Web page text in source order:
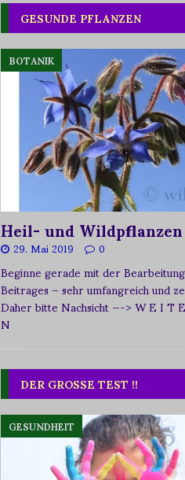
GESUNDE PFLANZEN
BOTANIK
Heil- und Wildpflanzen
29. Mai 2019 0
Beginne gerade mit der
Beitrages – sehr umfangreich und
Daher bitte Nachsicht—-> W E I T
N
DER GROSSE TEST !!
GESUNDHEIT